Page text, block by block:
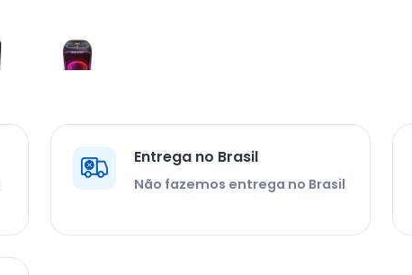
Entrega no Brasil
Não fazemos entrega no Brasil